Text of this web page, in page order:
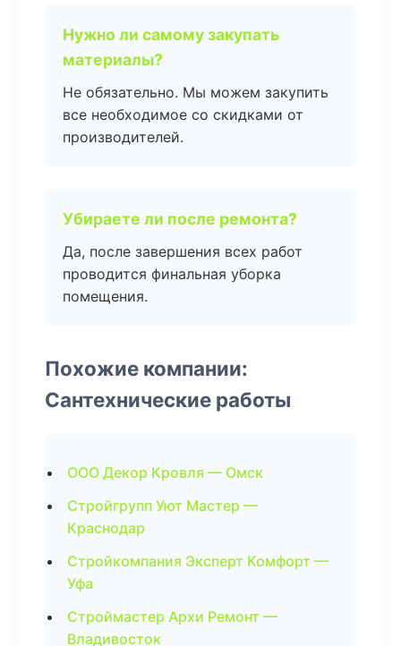
Нужно ли самому закупать
материалы?
Не обязательно. Мы можем закупить
все необходимое со скидками от
производителей.
Убираете ли после ремонта?
Да, после завершения всех работ
проводится финальная уборка
помещения.
Похожие компании:
Сантехнические работы
ООО Декор Кровля — Омск
Стройгрупп Уют Мастер —
Краснодар
Стройкомпания Эксперт Комфорт —
Уфа
Строймастер Архи Ремонт —
Владивосток